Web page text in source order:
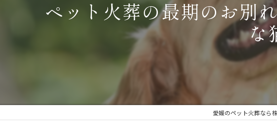
ペット火葬の最期のお別
な
愛媛のペット火葬なら